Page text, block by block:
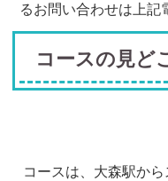
るお問い合わせは上記
コースの見ど
コースは、大森駅か